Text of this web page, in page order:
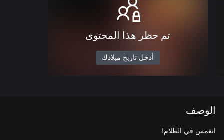
تم حظر هذا المحتوى
أدخل تاريخ ميلادك
الوصف